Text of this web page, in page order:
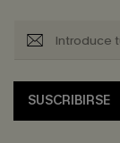
SUSCRIBIRSE